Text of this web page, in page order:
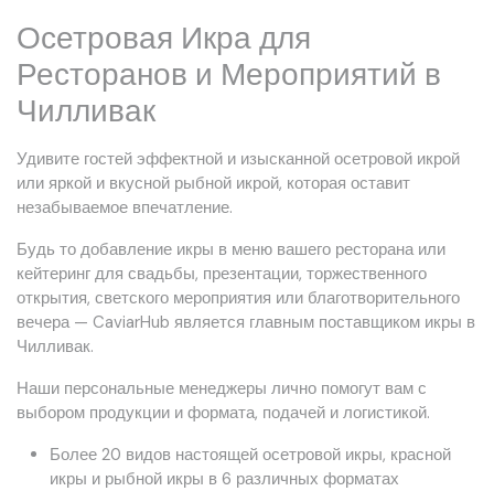
Осетровая Икра для
Ресторанов и Мероприятий в
Чилливак
Удивите гостей эффектной и изысканной осетровой икрой
или яркой и вкусной рыбной икрой, которая оставит
незабываемое впечатление.
Будь то добавление икры в меню вашего ресторана или
кейтеринг для свадьбы, презентации, торжественного
открытия, светского мероприятия или благотворительного
вечера — CaviarHub является главным поставщиком икры в
Чилливак.
Наши персональные менеджеры лично помогут вам с
выбором продукции и формата, подачей и логистикой.
Более 20 видов настоящей осетровой икры, красной
икры и рыбной икры в 6 различных форматах